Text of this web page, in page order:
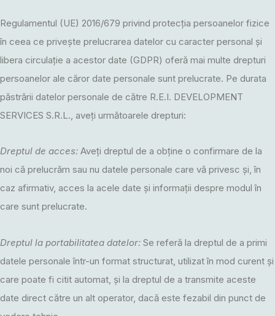
Regulamentul (UE) 2016/679 privind protecția persoanelor fizice
în ceea ce privește prelucrarea datelor cu caracter personal și
libera circulație a acestor date (GDPR) oferă mai multe drepturi
persoanelor ale căror date personale sunt prelucrate. Pe durata
păstrării datelor personale de către R.E.I. DEVELOPMENT
SERVICES S.R.L., aveți următoarele drepturi:
Dreptul de acces: Aveți dreptul de a obține o confirmare de la
noi că prelucrăm sau nu datele personale care vă privesc și, în
caz afirmativ, acces la acele date și informații despre modul în
care sunt prelucrate.
Dreptul la portabilitatea datelor: Se referă la dreptul de a primi
datele personale într-un format structurat, utilizat în mod curent și
care poate fi citit automat, și la dreptul de a transmite aceste
date direct către un alt operator, dacă este fezabil din punct de